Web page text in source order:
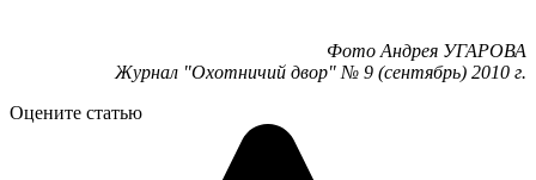
Фото Андрея УГАРОВА
Журнал "Охотничий двор" № 9 (сентябрь) 2010 г.
Оцените статью